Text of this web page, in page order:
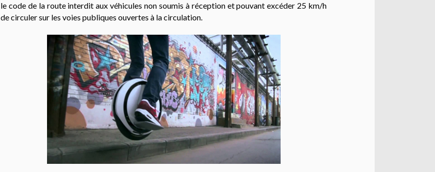
le code de la route interdit aux véhicules non soumis à réception et pouvant excéder 25 km/h
de circuler sur les voies publiques ouvertes à la circulation.